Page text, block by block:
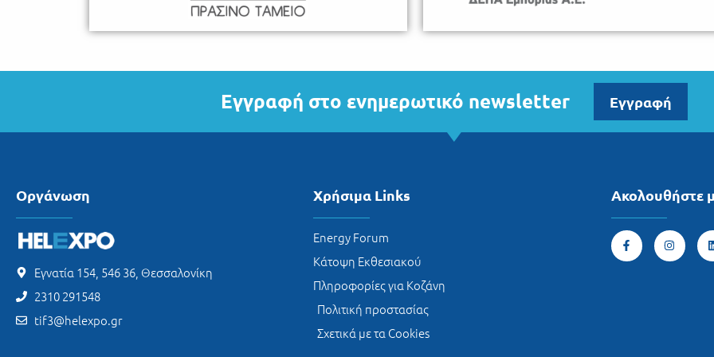
Εγγραφή στο ενημερωτικό newsletter Εγγραφή
Οργάνωση
Εγνατία 154, 546 36, Θεσσαλονίκη
2310 291548
tif3@helexpo.gr
Χρήσιμα Links
Energy Forum
Κάτοψη Εκθεσιακού
Πληροφορίες για Κοζάνη
Πολιτική προστασίας
Σχετικά με τα Cookies
Ακολουθήστε